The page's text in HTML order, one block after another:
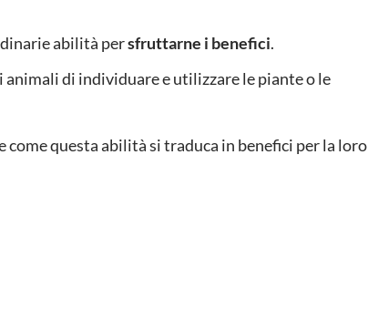
abilità persfruttarne i benefici.
di individuare e utilizzare le piante o le
questa abilità si traduca in benefici per la loro